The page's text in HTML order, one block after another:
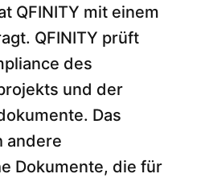
QFINITY mit einem
QFINITY prüft
des
und der
Das
andere
Dokumente, die für